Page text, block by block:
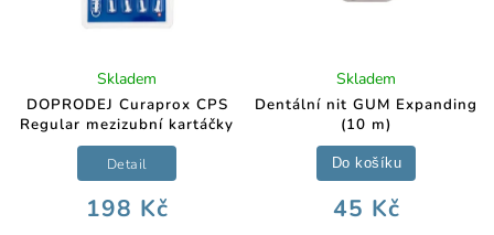
DOPRODEJ Curaprox CPS
Regular mezizubní kartáčky
Skladem
198 Kč
Detail
Dentální nit GUM Expanding
(10 m)
Skladem
45 Kč
Do košíku